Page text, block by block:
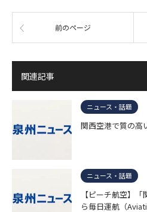
前のページ
関連記事
ニュース・話題
関西空港で質の高
ニュース・話題
【ピーチ航空】
ら毎日運航（